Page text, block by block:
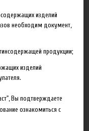
Отзывы
изделий
необходим документ,
продукции;
изделий
Вы подтверждаете
ознакомиться с